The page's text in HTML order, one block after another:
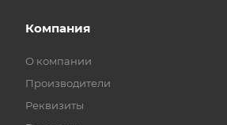
Компания
О компании
Производители
Реквизиты